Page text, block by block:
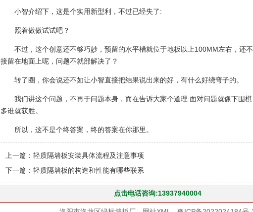
小智介绍下，这是个实用新型利，不过已经失了:
照着做做试试吧？
不过，这个创意还不够巧妙，预留的水平槽就位于地板以上100MM左右，还
接留在地面上呢，问题不就部解决了？
转了圈，你会说还不如让小智直接把结果说出来的好，有什么好绕弯子的。
我们讲这个问题，不再于问题本身，而在告诉大家个道理:面对问题就像下围
多谁就获胜。
所以，这不是个终答案，终的答案在你那里。
上一篇：轻质隔墙板安装具体流程及注意事项
下一篇：轻质隔墙板的构造和性能有哪些联系
点击电话咨询:13937940004